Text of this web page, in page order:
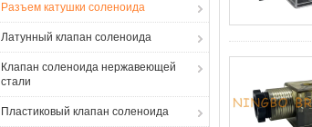
Разъем катушки соленоида
Латунный клапан соленоида
Клапан соленоида нержавеющей
стали
Пластиковый клапан соленоида